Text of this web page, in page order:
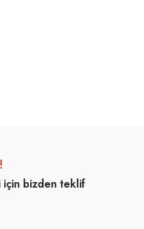
için bizden teklif